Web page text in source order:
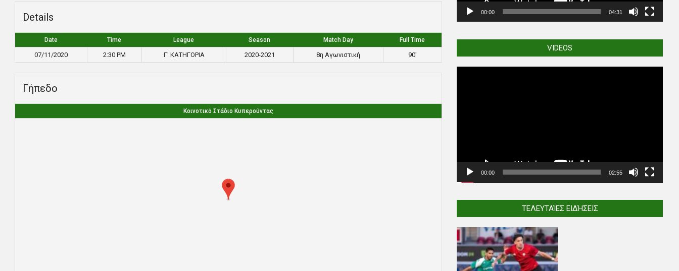
Details
Date Time League Season Match Day Full Time
07/11/2020 2:30 PM Γ' ΚΑΤΗΓΟΡΙΑ 2020-2021 8η Αγωνιστική 90'
Γήπεδο
Κοινοτικό Στάδιο Κυπερούντας
00:00 04:31
VIDEOS
00:00 02:55
ΤΕΛΕΥΤΑΊΕΣ ΕΙΔΉΣΕΙΣ